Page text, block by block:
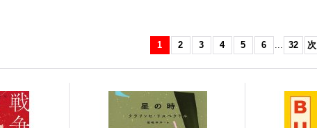
1 2 3 4 5 6 ... 32 次